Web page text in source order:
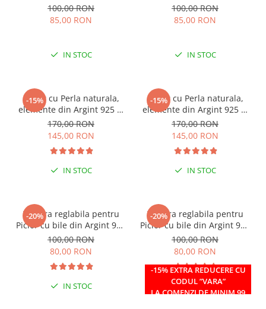
100,00 RON
85,00 RON
IN STOC
100,00 RON
85,00 RON
IN STOC
-15%
Colier cu Perla naturala,
elemente din Argint 925 si
margele Miyuki, multicolor
170,00 RON
145,00 RON
IN STOC
-15%
Colier cu Perla naturala,
elemente din Argint 925 si
margele Miyuki, verde/kiwi
170,00 RON
145,00 RON
IN STOC
-20%
Bratara reglabila pentru
Picior cu bile din Argint 925
si margele Miyuki rosii
100,00 RON
80,00 RON
IN STOC
-20%
-15% EXTRA REDUCERE CU
CODUL ”VARA”
LA COMENZI DE MINIM 99
Bratara reglabila pentru
Picior cu bile din Argint 925
si margele Miyuki verzi
100,00 RON
80,00 RON
IN STOC